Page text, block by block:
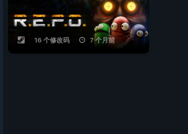
16 个修改码 7 个月前